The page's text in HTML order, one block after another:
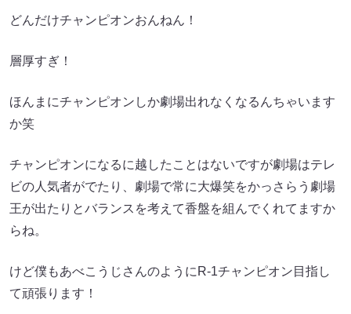
どんだけチャンピオンおんねん！
層厚すぎ！
ほんまにチャンピオンしか劇場出れなくなるんちゃいます
か笑
チャンピオンになるに越したことはないですが劇場はテレ
ビの人気者がでたり、劇場で常に大爆笑をかっさらう劇場
王が出たりとバランスを考えて香盤を組んでくれてますか
らね。
けど僕もあべこうじさんのようにR-1チャンピオン目指し
て頑張ります！